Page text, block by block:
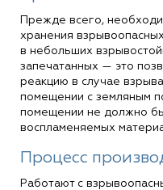
Прежде всего,
хранения
в небольших
запечатанных — это
реакцию в случае
помещении с земляным
помещении не должно
воспламеняемых
Процесс
Работают с